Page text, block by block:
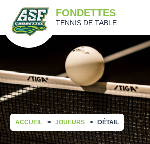
FONDETTES
TENNIS DE TABLE
ACCUEIL JOUEURS DÉTAIL